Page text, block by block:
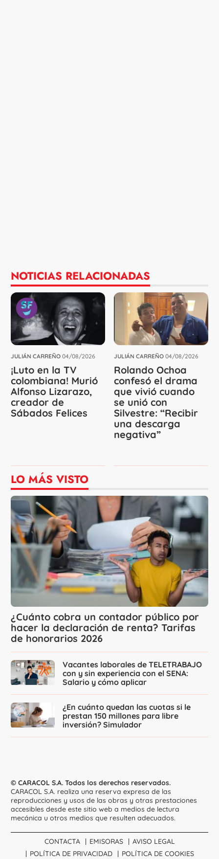
NOTICIAS RELACIONADAS
JULIÁN CARREÑO 04/08/2026
¡Luto en la TV
colombiana! Murió
Alfonso Lizarazo,
creador de
Sábados Felices
JULIÁN CARREÑO 04/08/2026
Rolando Ochoa
confesó el drama
que vivió cuando
se unió con
Silvestre: “Recibir
una descarga
negativa”
LO MÁS VISTO
¿Cuánto cobra un contador público por
hacer la declaración de renta? Tarifas
de honorarios 2026
Vacantes laborales de TELETRABAJO
con y sin experiencia con el SENA:
Salario y cómo aplicar
¿En cuánto quedan las cuotas si le
prestan 150 millones para libre
inversión? Simulador
© CARACOL S.A. Todos los derechos reservados.
CARACOL S.A. realiza una reserva expresa de las
reproducciones y usos de las obras y otras prestaciones
accesibles desde este sitio web a medios de lectura
mecánica u otros medios que resulten adecuados.
CONTACTA EMISORAS
AVISO LEGAL
POLÍTICA DE PRIVACIDAD
POLÍTICA DE COOKIES